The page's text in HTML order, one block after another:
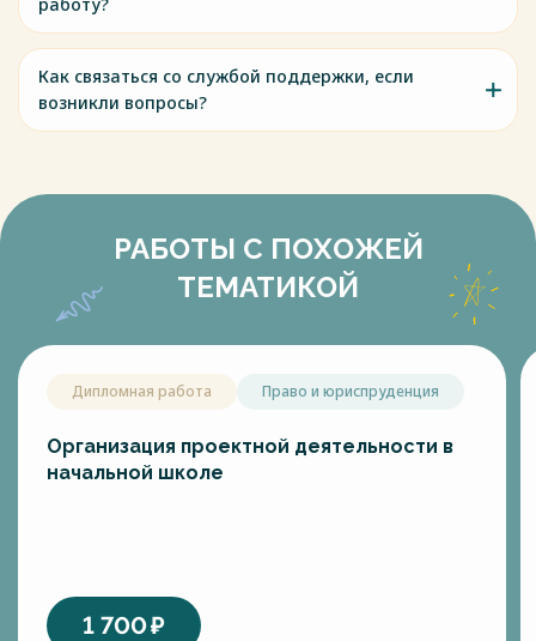
Как связаться со службой поддержки, если
возникли вопросы?
РАБОТЫ С ПОХОЖЕЙ
ТЕМАТИКОЙ
Дипломная работа Право и юриспруденция
Организация проектной деятельности в
начальной школе
1 700₽